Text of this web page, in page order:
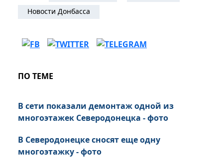
Новости Донбасса
ПО ТЕМЕ
В сети показали демонтаж одной из
многоэтажек Северодонецка - фото
В Северодонецке сносят еще одну
многоэтажку - фото